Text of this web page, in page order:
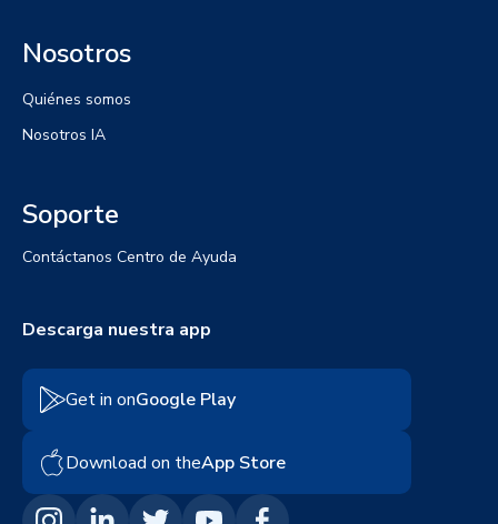
Nosotros
Quiénes somos
Nosotros IA
Soporte
Contáctanos Centro de Ayuda
Descarga nuestra app
Get in onGoogle Play
Download on theApp Store